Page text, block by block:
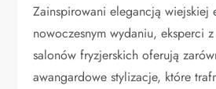
Zainspirowani elegancją wiejskiej
nowoczesnym wydaniu, eksperci
salonów fryzjerskich oferują
awangardowe stylizacje, które